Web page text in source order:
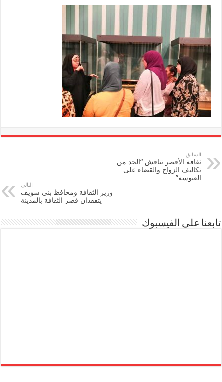
السابق
ثقافة الأقصر تناقش “الحد من
تكاليف الزواج والقضاء على
العنوسة”
التالي
وزير الثقافة ومحافظ بني سويف
يتفقدان قصر الثقافة بالمدينة
تابعنا على الفيسبوك